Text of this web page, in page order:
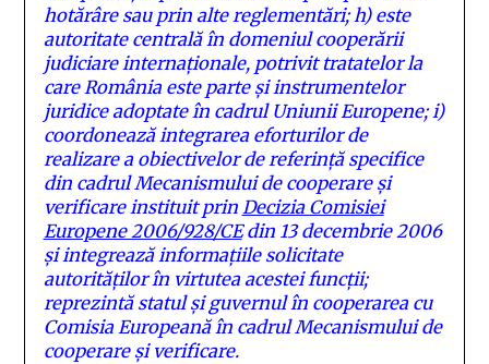
hotărâre sau prin alte reglementări; h) este
autoritate centrală în domeniul cooperării
judiciare internaţionale, potrivit tratatelor la
care România este parte şi instrumentelor
juridice adoptate în cadrul Uniunii Europene; i)
coordonează integrarea eforturilor de
realizare a obiectivelor de referinţă specifice
din cadrul Mecanismului de cooperare şi
verificare instituit prin Decizia Comisiei
Europene 2006/928/CEdin 13 decembrie 2006
şi integrează informaţiile solicitate
autorităţilor în virtutea acestei funcţii;
reprezintă statul şi guvernul în cooperarea cu
Comisia Europeană în cadrul Mecanismului de
cooperare şi verificare.